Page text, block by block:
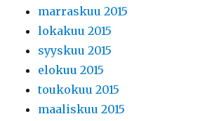
marraskuu 2015
lokakuu 2015
syyskuu 2015
elokuu 2015
toukokuu 2015
maaliskuu 2015